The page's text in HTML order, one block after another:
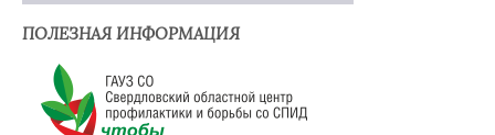
ПОЛЕЗНАЯ ИНФОРМАЦИЯ